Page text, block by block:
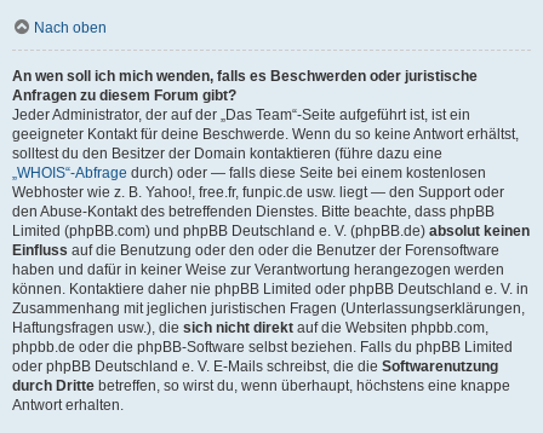
Nach oben
An wen soll ich mich wenden, falls es Beschwerden oder juristische
Anfragen zu diesem Forum gibt?
Jeder Administrator, der auf der „Das Team“-Seite aufgeführt ist, ist ein
geeigneter Kontakt für deine Beschwerde. Wenn du so keine Antwort erhältst,
solltest du den Besitzer der Domain kontaktieren (führe dazu eine
„WHOIS“-Abfrage durch) oder — falls diese Seite bei einem kostenlosen
Webhoster wie z. B. Yahoo!, free.fr, funpic.de usw. liegt — den Support oder
den Abuse-Kontakt des betreffenden Dienstes. Bitte beachte, dass phpBB
Limited (phpBB.com) und phpBB Deutschland e. V. (phpBB.de) absolut keinen
Einfluss auf die Benutzung oder den oder die Benutzer der Forensoftware
haben und dafür in keiner Weise zur Verantwortung herangezogen werden
können. Kontaktiere daher nie phpBB Limited oder phpBB Deutschland e. V. in
Zusammenhang mit jeglichen juristischen Fragen (Unterlassungserklärungen,
Haftungsfragen usw.), die sich nicht direkt auf die Websiten phpbb.com,
phpbb.de oder die phpBB-Software selbst beziehen. Falls du phpBB Limited
oder phpBB Deutschland e. V. E-Mails schreibst, die die Softwarenutzung
durch Dritte betreffen, so wirst du, wenn überhaupt, höchstens eine knappe
Antwort erhalten.